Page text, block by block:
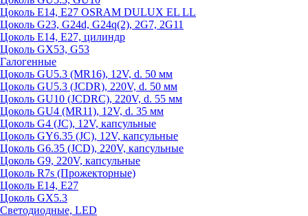
Цоколь Е14, Е27 OSRAM DULUX EL LL
Цоколь G23, G24d, G24q(2), 2G7, 2G11
Цоколь Е14, Е27, цилиндр
Цоколь GX53, G53
Галогенные
Цоколь GU5.3 (MR16), 12V, d. 50 мм
Цоколь GU5.3 (JCDR), 220V, d. 50 мм
Цоколь GU10 (JCDRC), 220V, d. 55 мм
Цоколь GU4 (MR11), 12V, d. 35 мм
Цоколь G4 (JC), 12V, капсульные
Цоколь GY6.35 (JC), 12V, капсульные
Цоколь G6.35 (JCD), 220V, капсульные
Цоколь G9, 220V, капсульные
Цоколь R7s (Прожекторные)
Цоколь E14, E27
Цоколь GX5.3
Светодиодные, LED